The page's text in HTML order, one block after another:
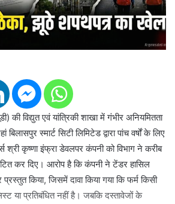
की विद्युत एवं यांत्रिकी शाखा में गंभीर अनियमितता
स्मार्ट सिटी लिमिटेड द्वारा पांच वर्षों के लिए
श्री कृष्णा इंफ्रा डेवलपर कंपनी को विभाग ने करीब
कर दिए। आरोप है कि कंपनी ने टेंडर हासिल
किया, जिसमें दावा किया गया कि फर्म किसी
या प्रतिबंधित नहीं है। जबकि दस्तावेजों के